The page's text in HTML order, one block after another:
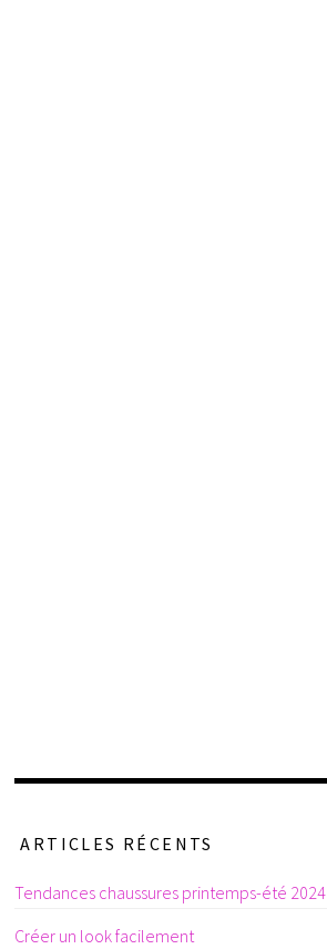
ARTICLES RÉCENTS
Tendances chaussures printemps-été 2024
Créer un look facilement